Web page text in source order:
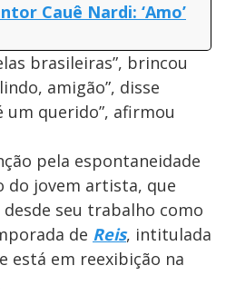
Cauê Nardi: ‘Amo’
brasileiras”, brincou
amigão”, disse
um querido”, afirmou
pela espontaneidade
do jovem artista, que
seu trabalho como
de Reis, intitulada
está em reexibição na